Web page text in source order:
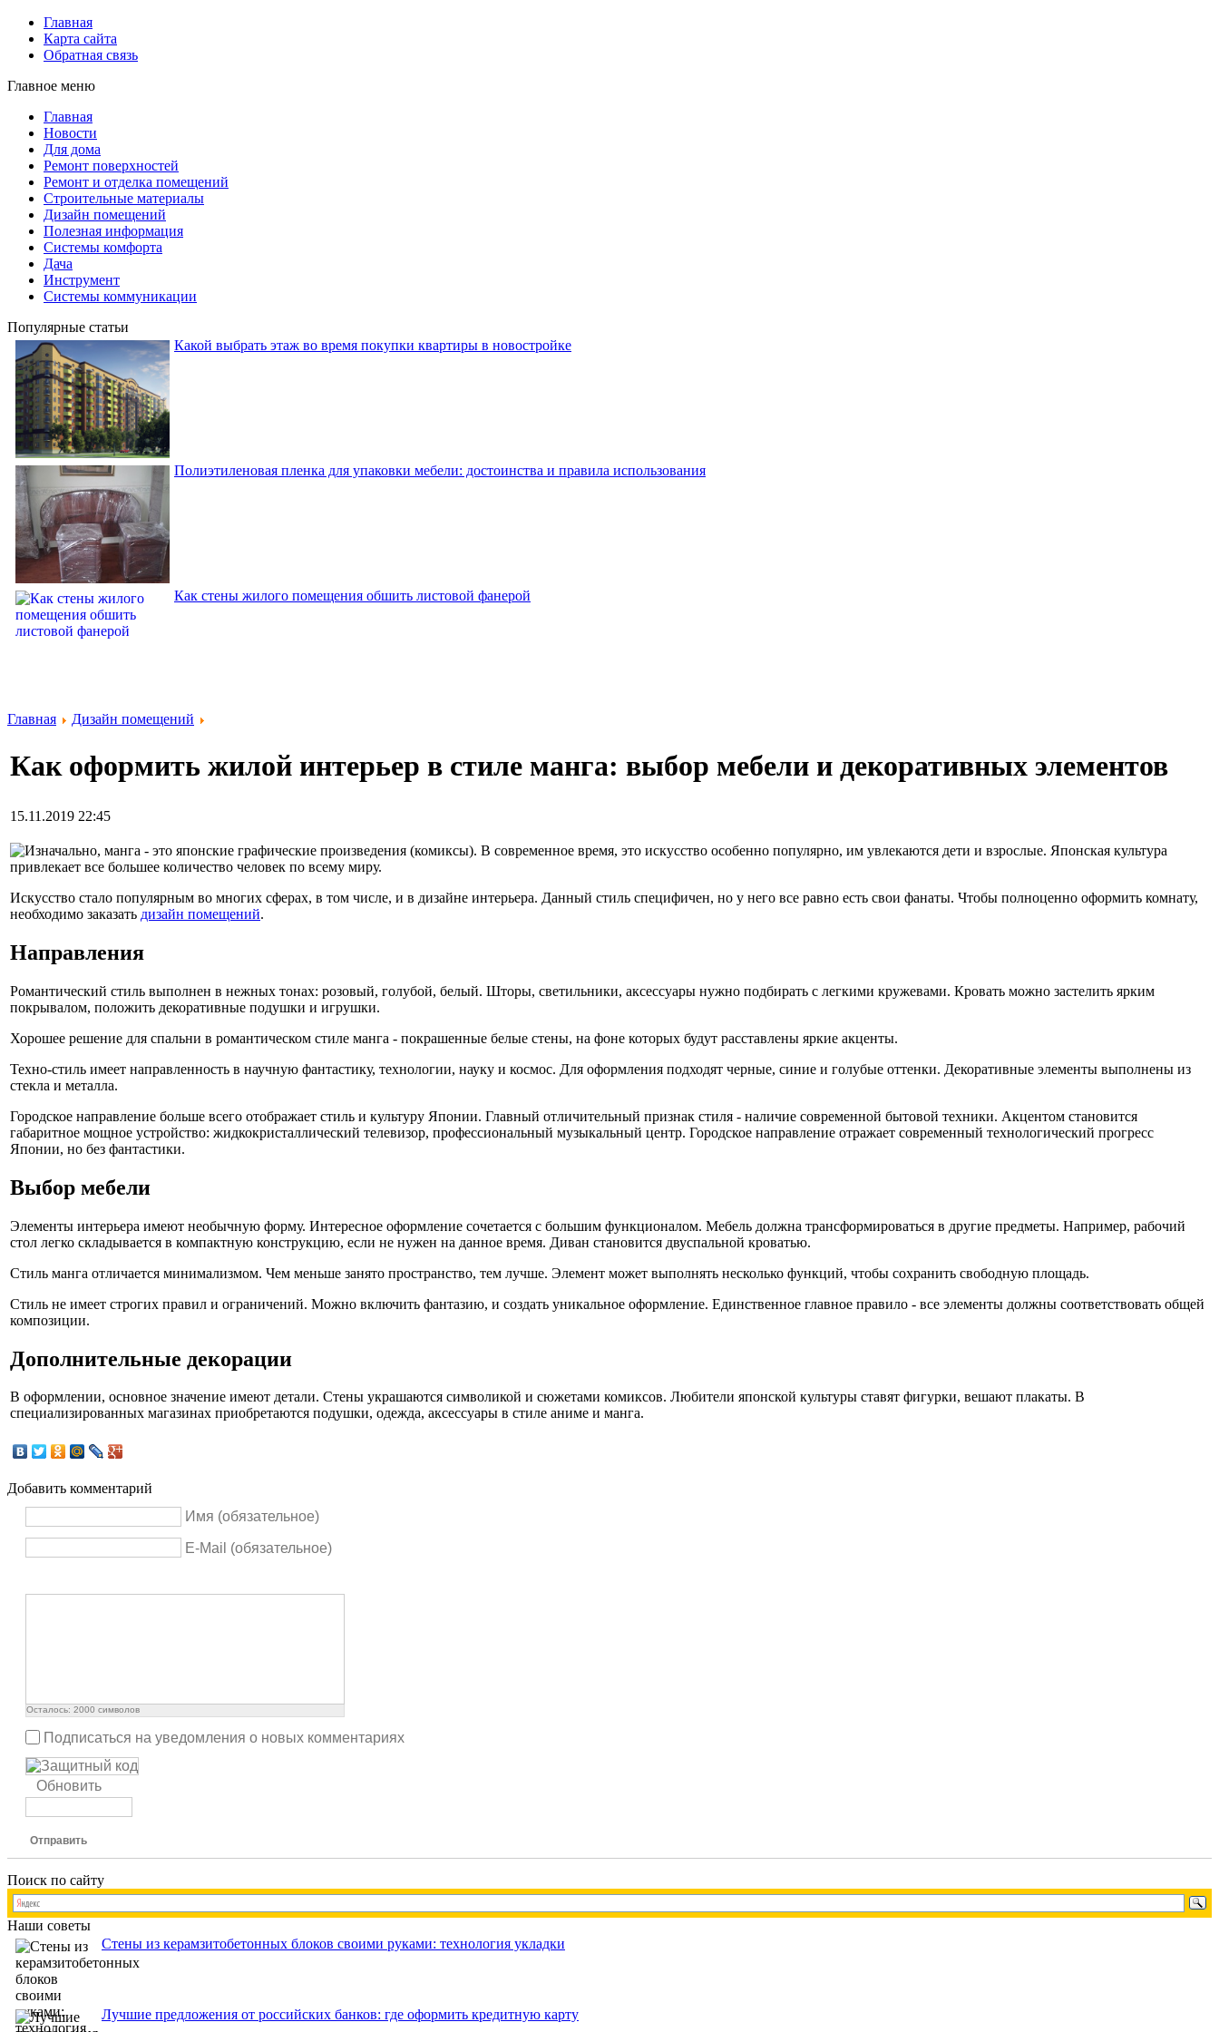
Главная
Карта сайта
Обратная связь
Главное меню
Главная
Новости
Для дома
Ремонт поверхностей
Ремонт и отделка помещений
Строительные материалы
Дизайн помещений
Полезная информация
Системы комфорта
Дача
Инструмент
Системы коммуникации
Популярные статьи
Какой выбрать этаж во время покупки квартиры в новостройке
Полиэтиленовая пленка для упаковки мебели: достоинства и правила использования
Как стены жилого помещения обшить листовой фанерой
Главная Дизайн помещений
Как оформить жилой интерьер в стиле манга: выбор мебели и декоративных элементов
15.11.2019 22:45
Изначально, манга - это японские графические произведения (комиксы). В современное время, это искусство особенно популярно, им увлекаются дети и взрослые. Японская культура
привлекает все большее количество человек по всему миру.
Искусство стало популярным во многих сферах, в том числе, и в дизайне интерьера. Данный стиль специфичен, но у него все равно есть свои фанаты. Чтобы полноценно оформить комнату,
необходимо заказать дизайн помещений.
Направления
Романтический стиль выполнен в нежных тонах: розовый, голубой, белый. Шторы, светильники, аксессуары нужно подбирать с легкими кружевами. Кровать можно застелить ярким
покрывалом, положить декоративные подушки и игрушки.
Хорошее решение для спальни в романтическом стиле манга - покрашенные белые стены, на фоне которых будут расставлены яркие акценты.
Техно-стиль имеет направленность в научную фантастику, технологии, науку и космос. Для оформления подходят черные, синие и голубые оттенки. Декоративные элементы выполнены из
стекла и металла.
Городское направление больше всего отображает стиль и культуру Японии. Главный отличительный признак стиля - наличие современной бытовой техники. Акцентом становится
габаритное мощное устройство: жидкокристаллический телевизор, профессиональный музыкальный центр. Городское направление отражает современный технологический прогресс
Японии, но без фантастики.
Выбор мебели
Элементы интерьера имеют необычную форму. Интересное оформление сочетается с большим функционалом. Мебель должна трансформироваться в другие предметы. Например, рабочий
стол легко складывается в компактную конструкцию, если не нужен на данное время. Диван становится двуспальной кроватью.
Стиль манга отличается минимализмом. Чем меньше занято пространство, тем лучше. Элемент может выполнять несколько функций, чтобы сохранить свободную площадь.
Стиль не имеет строгих правил и ограничений. Можно включить фантазию, и создать уникальное оформление. Единственное главное правило - все элементы должны соответствовать общей
композиции.
Дополнительные декорации
В оформлении, основное значение имеют детали. Стены украшаются символикой и сюжетами комиксов. Любители японской культуры ставят фигурки, вешают плакаты. В
специализированных магазинах приобретаются подушки, одежда, аксессуары в стиле аниме и манга.
Добавить комментарий
Имя (обязательное)
E-Mail (обязательное)
Осталось: 2000 символов
Подписаться на уведомления о новых комментариях
Обновить
Отправить
Поиск по сайту
Наши советы
Стены из керамзитобетонных блоков своими руками: технология укладки
Лучшие предложения от российских банков: где оформить кредитную карту